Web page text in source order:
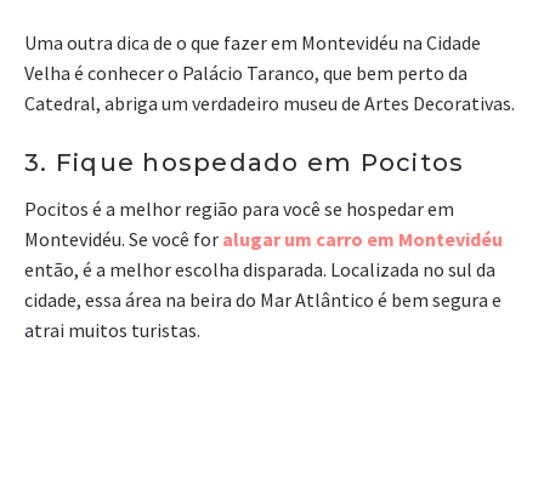
Uma outra dica de o que fazer em Montevidéu na Cidade
Velha é conhecer o Palácio Taranco, que bem perto da
Catedral, abriga um verdadeiro museu de Artes Decorativas.
3. Fique hospedado em Pocitos
Pocitos é a melhor região para você se hospedar em
Montevidéu. Se você for alugar um carro em Montevidéu
então, é a melhor escolha disparada. Localizada no sul da
cidade, essa área na beira do Mar Atlântico é bem segura e
atrai muitos turistas.